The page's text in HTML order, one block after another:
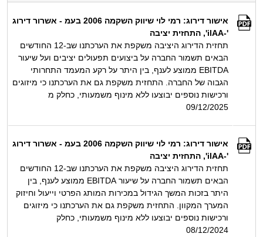
אישור דירוג: רמי לוי שיווק השקמה 2006 בעמ - אשרור דירוג
'-ilAA', התחזית יציבה
תחזית הדירוג היציבה משקפת את הערכתנו שב-12 החודשים
הבאים תשמור החברה על ביצועים תפעולים יציבים ועל שיעור
EBITDA ממוצע לענף, בין היתר על רקע המעמד התחרותי
הגבוה של החברה. התחזית משקפת גם את הערכתנו כי מיזוגים
ורכישות נוספים יבוצעו ללא מינוף משמעותי, כחלק מ
09/12/2025
אישור דירוג: רמי לוי שיווק השקמה 2006 בעמ - אשרור דירוג
'-ilAA', התחזית יציבה
תחזית הדירוג היציבה משקפת את הערכתנו שב-12 החודשים
הבאים תשמור החברה על שיעור EBITDA ממוצע לענף, בין
היתר בזכות המשך הגידול במכירות המותג הפרטי וייעול וחיזוק
המערך המקוון. התחזית משקפת גם את הערכתנו כי מיזוגים
ורכישות נוספים יבוצעו ללא מינוף משמעותי, כחלק
08/12/2024